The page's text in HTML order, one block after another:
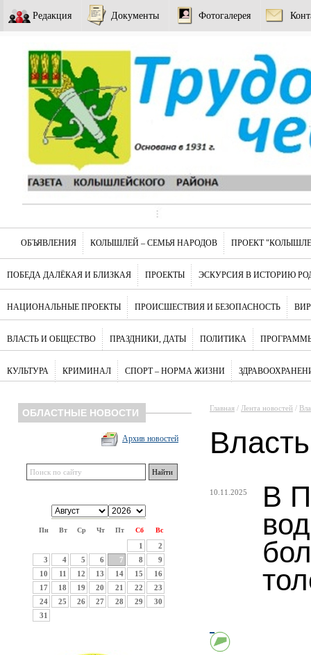
Редакция Документы Фотогалерея
ОБЪЯВЛЕНИЯ КОЛЫШЛЕЙ – СЕМЬЯ НАРОДОВ ПРОЕКТ
ПОБЕДА ДАЛЁКАЯ И БЛИЗКАЯ ПРОЕКТЫ ЭСКУРСИЯ В ИСТОРИЮ
НАЦИОНАЛЬНЫЕ ПРОЕКТЫ ПРОИСШЕСТВИЯ И БЕЗОПАСНОСТЬ
ВЛАСТЬ И ОБЩЕСТВО ПРАЗДНИКИ, ДАТЫ ПОЛИТИКА
КУЛЬТУРА КРИМИНАЛ СПОРТ – НОРМА ЖИЗНИ
ОБЛАСТНЫЕ НОВОСТИ
Архив новостей
Пн Вт Ср Чт Пт Сб Вс
1
2
3
4 5 6 7 8
9
10
11 12 13 14 15
16
17
18 19 20 21 22
23
24
25 26 27 28 29
30
31
Главная / Лента новостей /
10.11.2025
В